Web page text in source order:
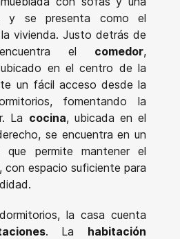
y se presenta como el
vivienda. Justo detrás de
el comedor,
en el centro de la
un fácil acceso desde la
fomentando la
La cocina, ubicada en el
se encuentra en un
que permite mantener el
con espacio suficiente para
la casa cuenta
. La habitación